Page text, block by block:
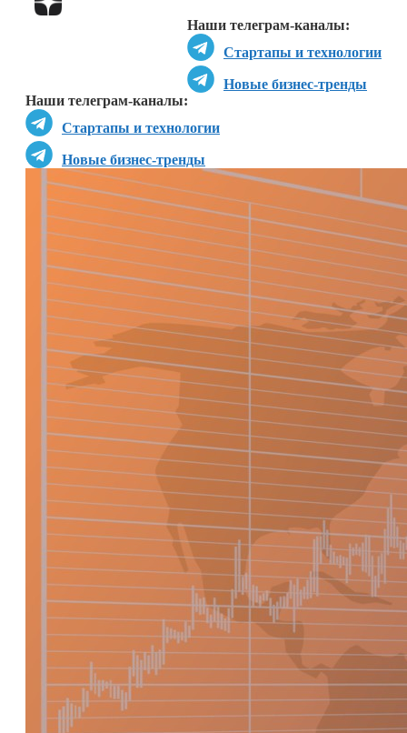
Наши телеграм-каналы:
Стартапы и технологии
Новые бизнес-тренды
Наши телеграм-каналы:
Стартапы и технологии
Новые бизнес-тренды